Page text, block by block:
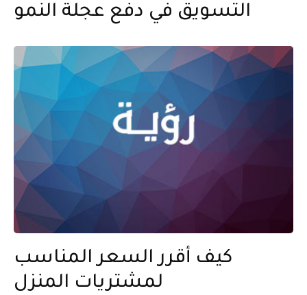
التسويق في دفع عجلة النمو
كيف أقرر السعر المناسب
لمشتريات المنزل